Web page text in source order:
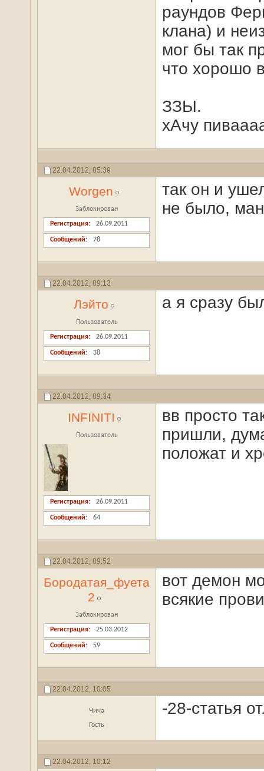
раундов
клана) и
мог бы так
что хорошо
ЗЗЫ.
хАчу
22.04.2012, 05:39
Worgen
Заблокирован
Регистрация 26.09.2011
Сообщений 78
так он и
не было,
22.04.2012, 09:13
Лэйто
Пользователь
Регистрация 26.09.2011
Сообщений 38
а я сразу
22.04.2012, 09:34
INFINITI
Пользователь
Регистрация 26.09.2011
Сообщений 64
вв просто
пришли,
положат и
22.04.2012, 09:52
Бородатая_фуета
2
Заблокирован
Регистрация 25.03.2012
Сообщений 59
вот демон
всякие
22.04.2012, 10:05
Чича
Гость
-28-статья
22.04.2012, 10:12